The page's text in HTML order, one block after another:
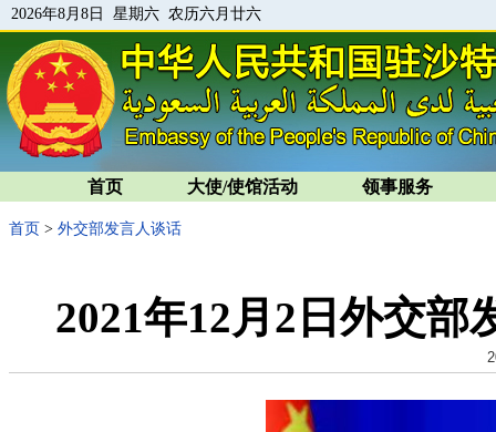
2026年8月8日 星期六 农历六月廿六
首页 大使/使馆活动 领事服务
首页 > 外交部发言人谈话
2021年12月2日外交